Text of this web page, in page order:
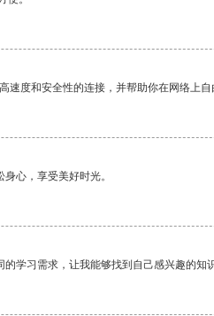
速度和安全性的连接，并帮助你在网络上自
心，享受美好时光。
学习需求，让我能够找到自己感兴趣的知识